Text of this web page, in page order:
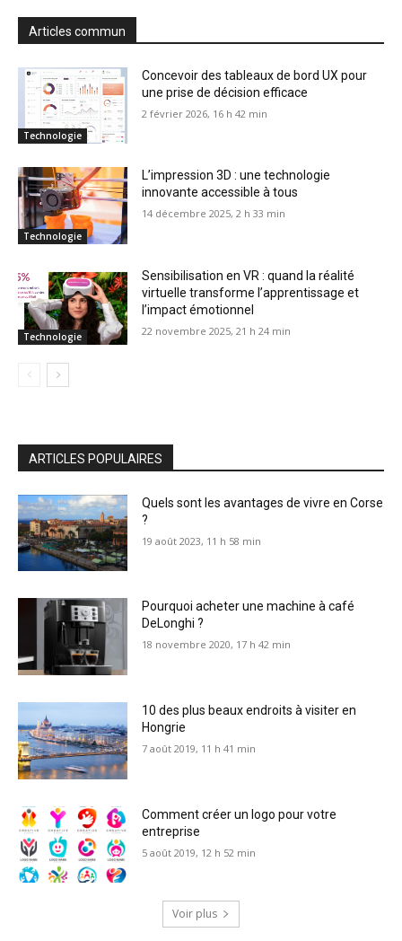
Articles commun
Technologie
Concevoir des tableaux de bord UX pour
une prise de décision efficace
2 février 2026, 16 h 42 min
Technologie
L’impression 3D : une technologie
innovante accessible à tous
14 décembre 2025, 2 h 33 min
Technologie
Sensibilisation en VR : quand la réalité
virtuelle transforme l’apprentissage et
l’impact émotionnel
22 novembre 2025, 21 h 24 min
ARTICLES POPULAIRES
Quels sont les avantages de vivre en Corse
?
19 août 2023, 11 h 58 min
Pourquoi acheter une machine à café
DeLonghi ?
18 novembre 2020, 17 h 42 min
10 des plus beaux endroits à visiter en
Hongrie
7 août 2019, 11 h 41 min
Comment créer un logo pour votre
entreprise
5 août 2019, 12 h 52 min
Voir plus